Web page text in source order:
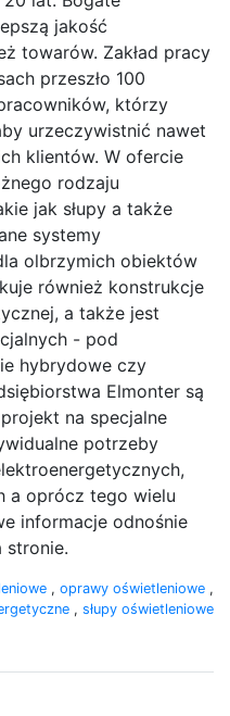
jakość
towarów. Zakład pracy
przeszło 100
którzy
urzeczywistnić nawet
klientów. W ofercie
rodzaju
jak słupy a także
systemy
olbrzymich obiektów
również konstrukcje
a także jest
- pod
hybrydowe czy
Elmonter są
na specjalne
potrzeby
a oprócz tego wielu
informacje odnośnie
stronie.
, oprawy oświetleniowe ,
, słupy oświetleniowe